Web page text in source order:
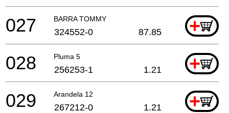
BARRA TOMMY +
027 324552-0 87.85
Pluma 5 +
028 256253-1 1.21
Arandela 12 +
029 267212-0 1.21